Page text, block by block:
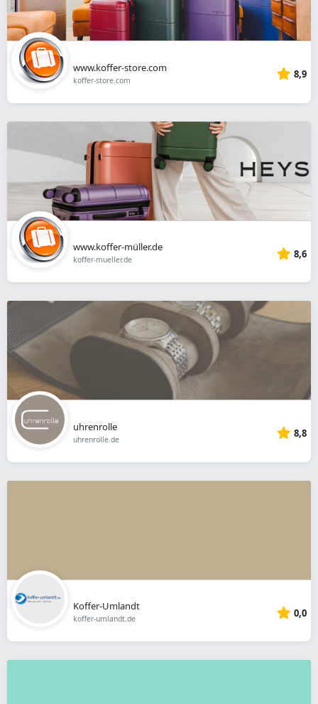
www.koffer-store.com
koffer-store.com 8,9
www.koffer-müller.de
koffer-mueller.de 8,6
uhrenrolle
uhrenrolle.de 8,8
Koffer-Umlandt
koffer-umlandt.de 0,0